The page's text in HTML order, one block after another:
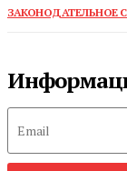
ЗАКОНОДАТЕЛЬНОЕ